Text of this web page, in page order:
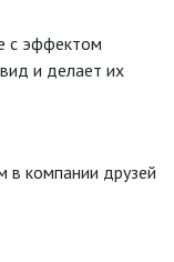
с эффектом
и делает их
компании друзей